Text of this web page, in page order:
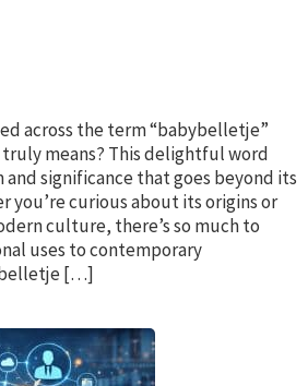
across the term “babybelletje”
means? This delightful word
and significance that goes beyond its
you’re curious about its origins or
culture, there’s so much to
uses to contemporary
[…]